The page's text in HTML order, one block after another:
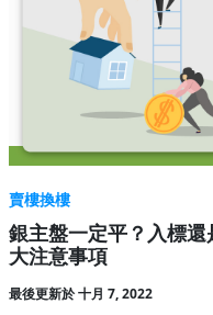
賣樓換樓
銀主盤一定平？入標
大注意事項
最後更新於 十月 7, 2022